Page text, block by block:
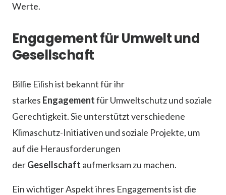
Werte.
Engagement für Umwelt und
Gesellschaft
Billie Eilish ist bekannt für ihr
starkes Engagementfür Umweltschutz und soziale
Gerechtigkeit. Sie unterstützt verschiedene
Klimaschutz-Initiativen und soziale Projekte, um
auf die Herausforderungen
derGesellschaft aufmerksam zu machen.
Ein wichtiger Aspekt ihres Engagements ist die